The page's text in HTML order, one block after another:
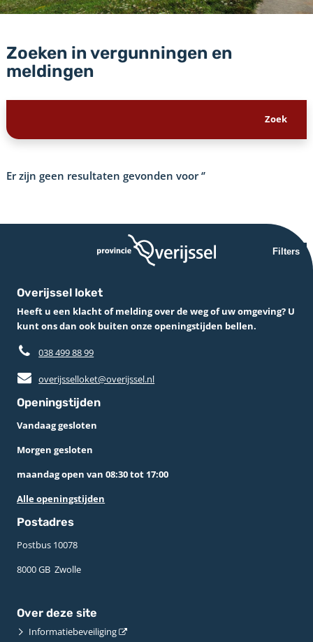
Zoeken in vergunningen en
meldingen
Er zijn geen resultaten gevonden voor‘’
Filters
Overijssel loket
Heeft u een klacht of melding over de weg of uw omgeving? U
kunt ons dan ook buiten onze openingstijden bellen.
038 499 88 99
overijsselloket@overijssel.nl
Openingstijden
Vandaag gesloten
Morgen gesloten
maandag open van 08:30 tot 17:00
Alle openingstijden
Postadres
Postbus 10078 ­
8000 GB ­ Zwolle
Over deze site
Informatiebeveiliging